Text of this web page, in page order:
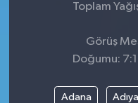
Toplam
Görüş
Doğumu:
Adana